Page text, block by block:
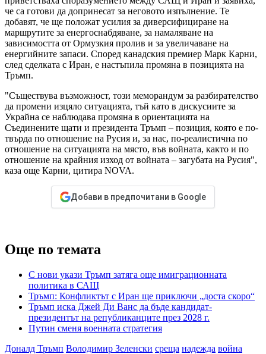
че са готови да допринесат за неговото изпълнение. Те
добавят, че ще положат усилия за диверсифициране на
маршрутите за енергоснабдяване, за намаляване на
зависимостта от Ормузкия пролив и за увеличаване на
енергийните запаси. Според канадския премиер Марк Карни,
след сделката с Иран, е настъпила промяна в позицията на
Тръмп.
"Съществува възможност, този меморандум за разбирателство
да промени изцяло ситуацията, тъй като в дискусиите за
Украйна се наблюдава промяна в ориентацията на
Съединените щати и президента Тръмп – позиция, която е по-
твърда по отношение на Русия и, за нас, по-реалистична по
отношение на ситуацията на място, във войната, както и по
отношение на крайния изход от войната – загубата на Русия",
каза още Карни, цитира NOVA.
Добави в предпочитани в Google
Още по темата
С нови укази Тръмп затяга още имиграционната
политика в САЩ
Тръмп: Конфликтът с Иран ще приключи „доста скоро“
Тръмп иска Джей Ди Ванс да бъде кандидат-
президентът на републиканците през 2028 г.
Путин сменя военната стратегия
Доналд Тръмп Володимир Зеленски среща надежда война